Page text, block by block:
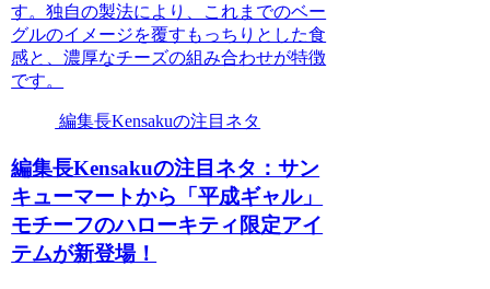
す。独自の製法により、これまでのベー
グルのイメージを覆すもっちりとした食
感と、濃厚なチーズの組み合わせが特徴
です。
編集長Kensakuの注目ネタ
編集長Kensakuの注目ネタ：サン
キューマートから「平成ギャル」
モチーフのハローキティ限定アイ
テムが新登場！